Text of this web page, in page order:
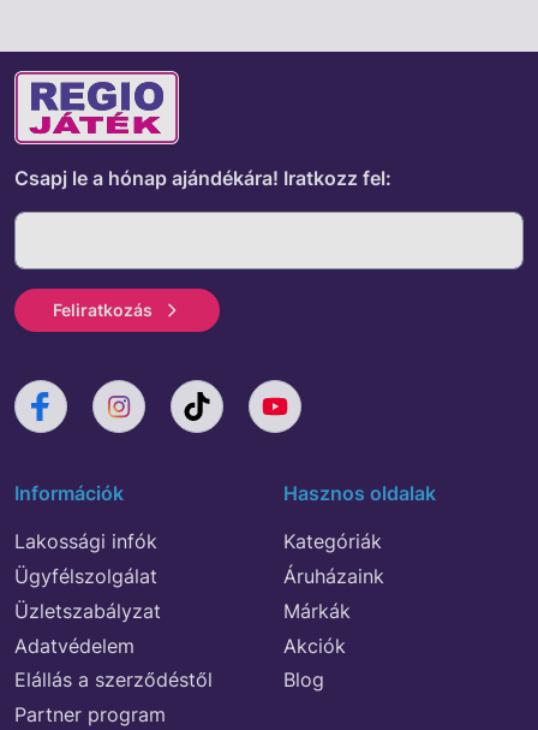
Csapj le a hónap ajándékára! Iratkozz fel:
Feliratkozás
Információk
Lakossági infók
Ügyfélszolgálat
Üzletszabályzat
Adatvédelem
Elállás a szerződéstől
Partner program
Hasznos oldalak
Kategóriák
Áruházaink
Márkák
Akciók
Blog